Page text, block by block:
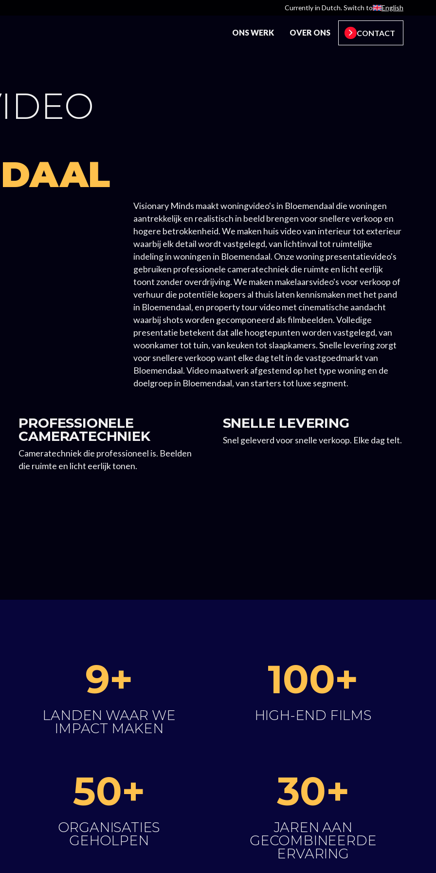
Currently in Dutch. Switch to English
ONS WERK OVER ONS CONTACT
Visionary Minds maakt woningvideo's in Bloemendaal die woningen
aantrekkelijk en realistisch in beeld brengen voor snellere verkoop en
hogere betrokkenheid. We maken huis video van interieur tot exterieur
waarbij elk detail wordt vastgelegd, van lichtinval tot ruimtelijke
indeling in woningen in Bloemendaal. Onze woning presentatievideo's
gebruiken professionele cameratechniek die ruimte en licht eerlijk
toont zonder overdrijving. We maken makelaarsvideo's voor verkoop of
verhuur die potentiële kopers al thuis laten kennismaken met het pand
in Bloemendaal, en property tour video met cinematische aandacht
waarbij shots worden gecomponeerd als filmbeelden. Volledige
presentatie betekent dat alle hoogtepunten worden vastgelegd, van
woonkamer tot tuin, van keuken tot slaapkamers. Snelle levering zorgt
voor snellere verkoop want elke dag telt in de vastgoedmarkt van
Bloemendaal. Video maatwerk afgestemd op het type woning en de
doelgroep in Bloemendaal, van starters tot luxe segment.
PROFESSIONELE
CAMERATECHNIEK
Cameratechniek die professioneel is. Beelden
die ruimte en licht eerlijk tonen.
SNELLE LEVERING
Snel geleverd voor snelle verkoop. Elke dag telt.
9+
LANDEN WAAR WE
IMPACT MAKEN
100+
HIGH-END FILMS
50+
ORGANISATIES
GEHOLPEN
30+
JAREN AAN
GECOMBINEERDE
ERVARING